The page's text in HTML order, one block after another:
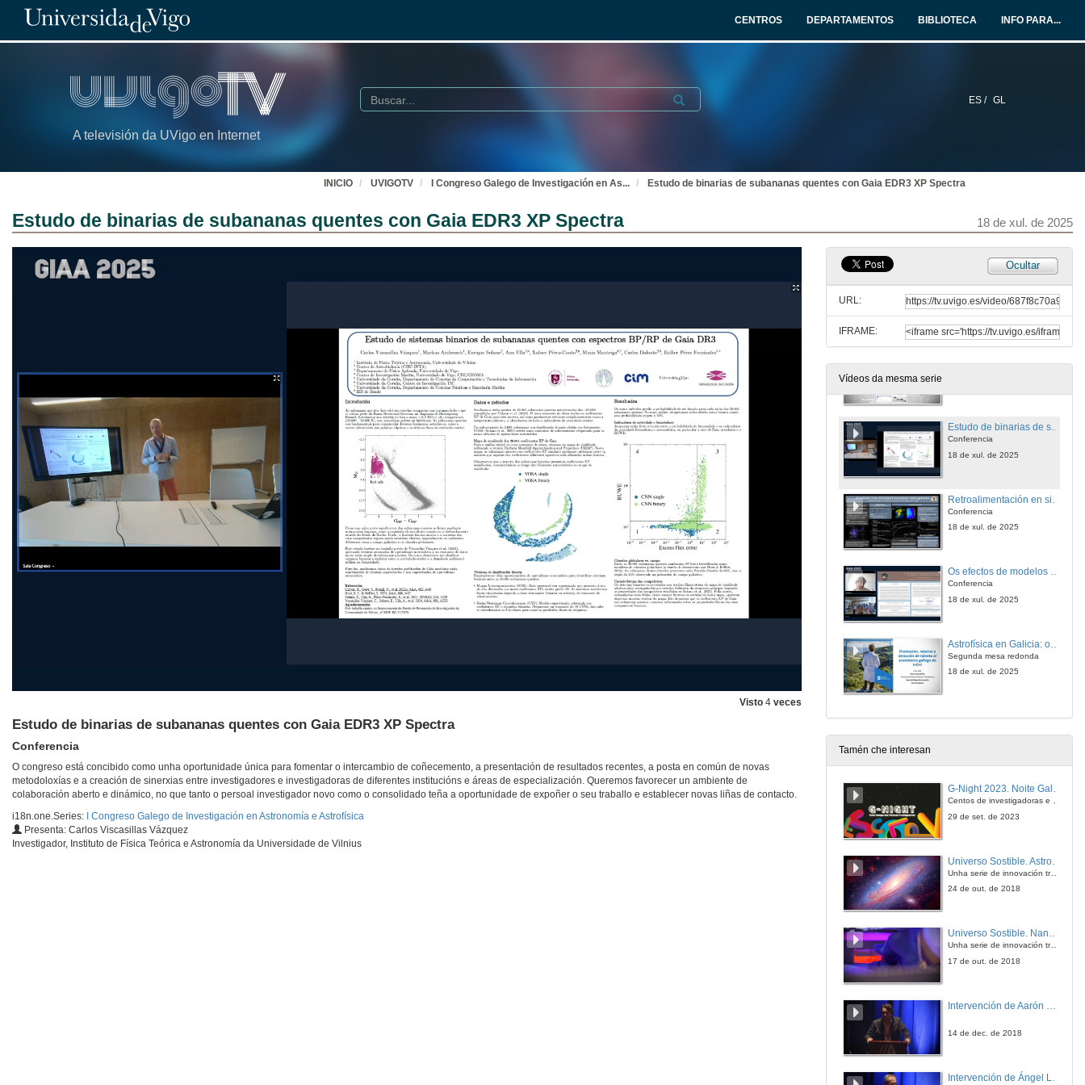
CENTROS DEPARTAMENTOS BIBLIOTECA INFO PARA...
A televisión da UVigo en Internet
ES / GL
Buscar Submit
INICIO UVIGOTV I Congreso Galego de Investigación en As... Estudo de binarias de subananas quentes con Gaia EDR3 XP Spectra
Estudo de binarias de subananas quentes con Gaia EDR3 XP Spectra 18 de xul. de 2025
Visto 4 veces
Estudo de binarias de subananas quentes con Gaia EDR3 XP Spectra
Conferencia
O congreso está concibido como unha oportunidade única para fomentar o intercambio de coñecemento, a presentación de resultados recentes, a posta en común de novas
metodoloxías e a creación de sinerxias entre investigadores e investigadoras de diferentes institucións e áreas de especialización. Queremos favorecer un ambiente de
colaboración aberto e dinámico, no que tanto o persoal investigador novo como o consolidado teña a oportunidade de expoñer o seu traballo e establecer novas liñas de contacto.
i18n.one.Series:
I Congreso Galego de Investigación en Astronomía e Astrofísica
Presenta: Carlos Viscasillas Vázquez
Investigador, Instituto de Física Teórica e Astronomía da Universidade de Vilnius
Ocultar
URL:
IFRAME:
Vídeos da mesma serie
18 de xul. de 2025
Conferencia
Conferencia
18 de xul. de 2025
Estudo de binarias de subananas quentes con Gaia EDR3 XP Spectra
Conferencia
18 de xul. de 2025
Conferencia
18 de xul. de 2025
Os efectos de modelos relativistas truncados en catálogos astrométricos modernos
Conferencia
18 de xul. de 2025
Segunda mesa redonda
18 de xul. de 2025
Tamén che interesan
G-Night 2023. Noite Galega das Persoas Investigadoras. Conciencias creativas
Centos de investigadoras e investigadores, decenas de actividades e sete cidades
29 de set. de 2023
Unha serie de innovación transmedia para a divulgación da ciencia producida pola Crue e emitida pola 2 de TVE
24 de out. de 2018
Universo Sostible. Nanotecnoloxía, gran solución
Unha serie de innovación transmedia para a divulgación da ciencia producida pola Crue e emitida pola 2 de TVE
17 de out. de 2018
14 de dec. de 2018
Intervención de Ángel Luis Moratilla